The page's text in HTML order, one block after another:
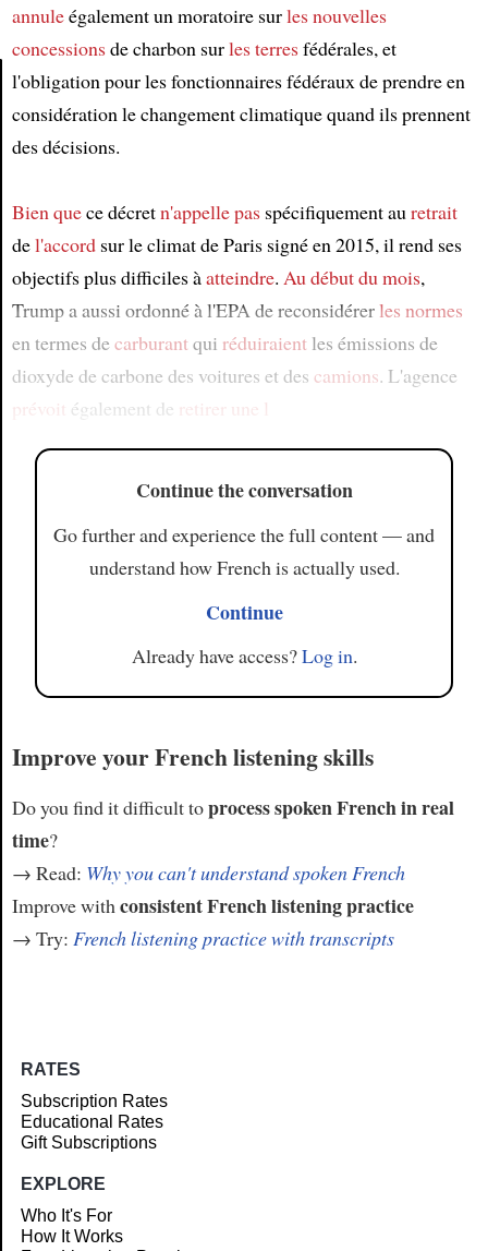
Article
annuleégalement un moratoire surles nouvelles
concessionsde charbon surles terresfédérales, et
l'obligation pour les fonctionnaires fédéraux de prendre en
considération le changement climatique quand ils prennent
des décisions.
Bien quece décretn'appelle passpécifiquement auretrait
del'accordsur le climat de Paris signé en 2015, il rend ses
objectifs plus difficiles àatteindre. Au début du mois,
Trump a aussi ordonné à l'EPA de reconsidérerles normes
en termes decarburantqui réduiraientles émissions de
dioxyde de carbone des voitures et des camions. L'agence
prévoit également de retirer une l
Continue the conversation
Go further and experience the full content — and
understand how French is actually used.
Continue
Already have access?Log in.
Improve your French listening skills
Do you find it difficult toprocess spoken French in real
time?
→ Read: Why you can't understand spoken French
Improve with consistent French listening practice
→ Try: French listening practice with transcripts
RATES
Subscription Rates
Educational Rates
Gift Subscriptions
EXPLORE
Who It's For
How It Works